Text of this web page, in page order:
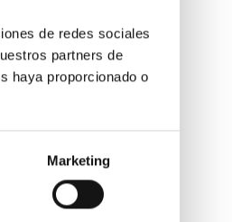
de redes sociales
partners de
haya proporcionado o
Marketing